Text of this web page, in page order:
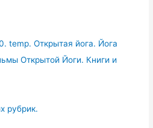
temp. Открытая йога. Йога
Открытой Йоги. Книги и
рубрик.